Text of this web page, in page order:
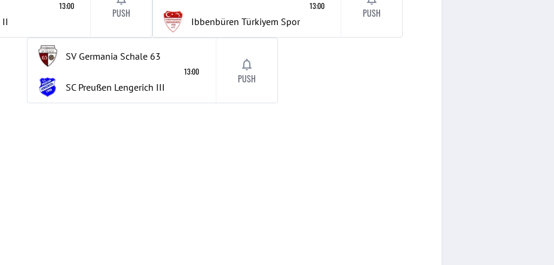
II
13:00
PUSH
Ibbenbüren Türkiyem Spor
13:00
PUSH
SV Germania Schale 63
SC Preußen Lengerich III
13:00
PUSH